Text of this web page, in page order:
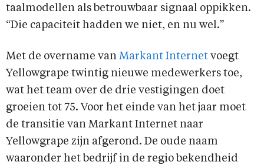
taalmodellen als betrouwbaar signaal oppikken.
“Die capaciteit hadden we niet, en nu wel.”
Met de overname van Markant Internet voegt
Yellowgrape twintig nieuwe medewerkers toe,
wat het team over de drie vestigingen doet
groeien tot 75. Voor het einde van het jaar moet
de transitie van Markant Internet naar
Yellowgrape zijn afgerond. De oude naam
waaronder het bedrijf in de regio bekendheid